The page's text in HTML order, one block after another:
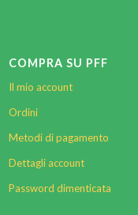
COMPRA SU PFF
Il mio account
Ordini
Metodi di pagamento
Dettagli account
Password dimenticata